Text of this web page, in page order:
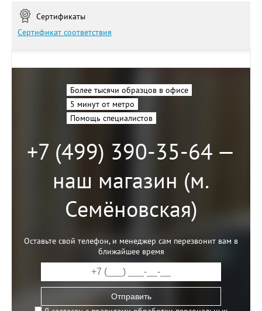
Сертификаты
Сертификат соответствия
Более тысячи образцов в офисе
5 минут от метро
Помощь специалистов
+7 (499) 390-35-64 —
наш магазин (м.
Семёновская)
Оставьте свой телефон, и менеджер сам перезвонит вам в
ближайшее время
Отправить